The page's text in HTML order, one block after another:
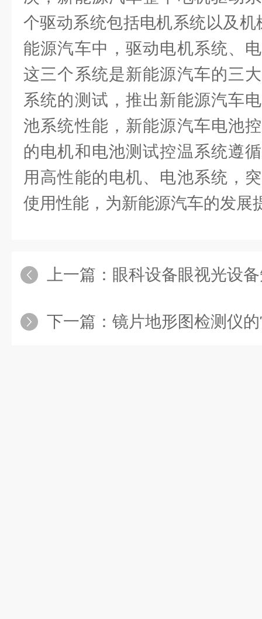
个驱动系统包括电机系统以及
能源汽车中，驱动电机系统、
这三个系统是新能源汽车的三
系统的测试，推出新能源汽车
池系统性能，新能源汽车电池
的电机和电池测试控温系统遵
用高性能的电机、电池系统，
使用性能，为新能源汽车的发展
上一篇： 眼科设备眼视光设备知多少?一
下一篇： 镜片地形图检测仪的常用